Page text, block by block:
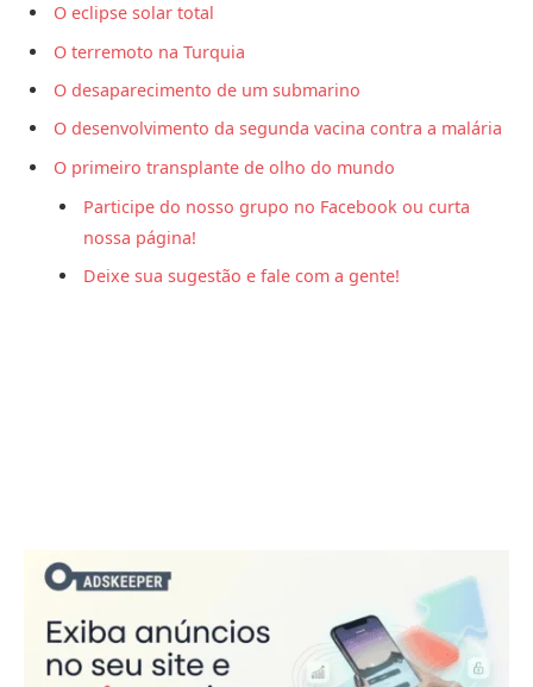
O eclipse solar total
O terremoto na Turquia
O desaparecimento de um submarino
O desenvolvimento da segunda vacina contra a malária
O primeiro transplante de olho do mundo
Participe do nosso grupo no Facebook ou curta
nossa página!
Deixe sua sugestão e fale com a gente!